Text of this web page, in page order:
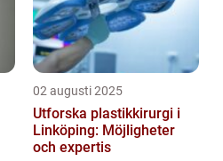
02 augusti 2025
Utforska plastikkirurgi i
Linköping: Möjligheter
och expertis